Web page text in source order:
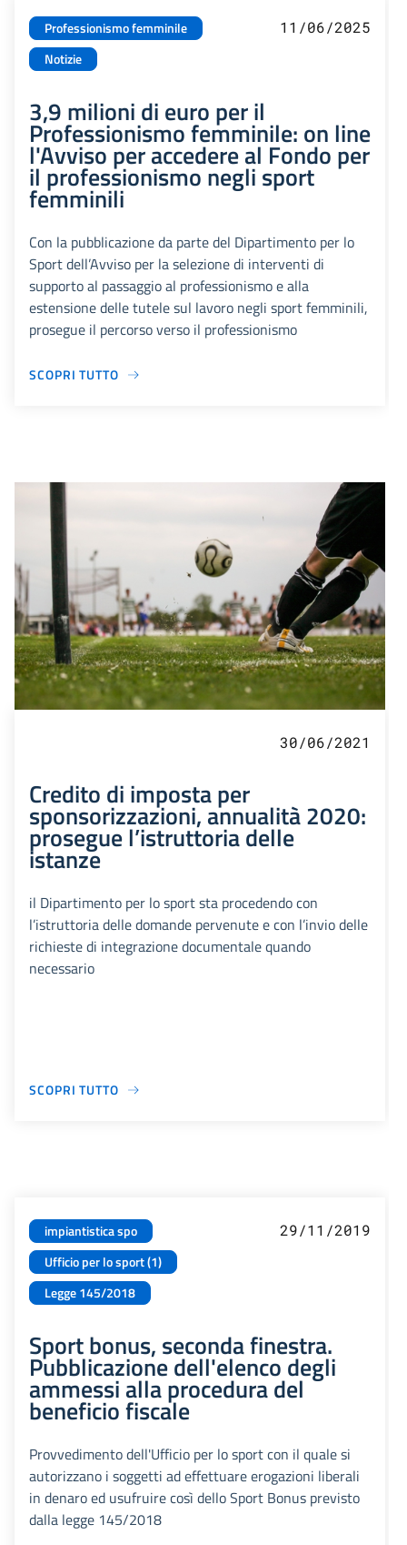
Professionismo femminile
Notizie
11/06/2025
3,9 milioni di euro per il
Professionismo femminile: on line
l'Avviso per accedere al Fondo per
il professionismo negli sport
femminili
Con la pubblicazione da parte del Dipartimento per lo
Sport dell’Avviso per la selezione di interventi di
supporto al passaggio al professionismo e alla
estensione delle tutele sul lavoro negli sport femminili,
prosegue il percorso verso il professionismo
SCOPRI TUTTO
30/06/2021
Credito di imposta per
sponsorizzazioni, annualità 2020:
prosegue l’istruttoria delle
istanze
il Dipartimento per lo sport sta procedendo con
l’istruttoria delle domande pervenute e con l’invio delle
richieste di integrazione documentale quando
necessario
SCOPRI TUTTO
impiantistica spo
Ufficio per lo sport (1)
Legge 145/2018
29/11/2019
Sport bonus, seconda finestra.
Pubblicazione dell'elenco degli
ammessi alla procedura del
beneficio fiscale
Provvedimento dell'Ufficio per lo sport con il quale si
autorizzano i soggetti ad effettuare erogazioni liberali
in denaro ed usufruire così dello Sport Bonus previsto
dalla legge 145/2018